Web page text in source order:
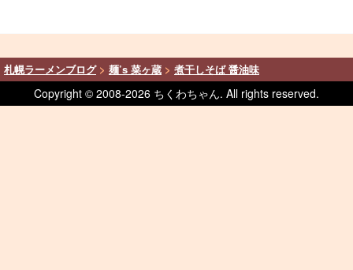
札幌ラーメンブログ> 麺’s 菜ヶ蔵 > 煮干しそば 醤油味
Copyright © 2008-2026 ちくわちゃん. All rights reserved.